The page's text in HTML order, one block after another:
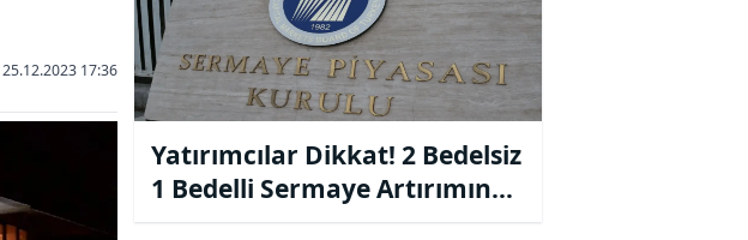
25.12.2023 17:36
Yatırımcılar Dikkat! 2 Bedelsiz
1 Bedelli Sermaye Artırımına
Onay Geldi